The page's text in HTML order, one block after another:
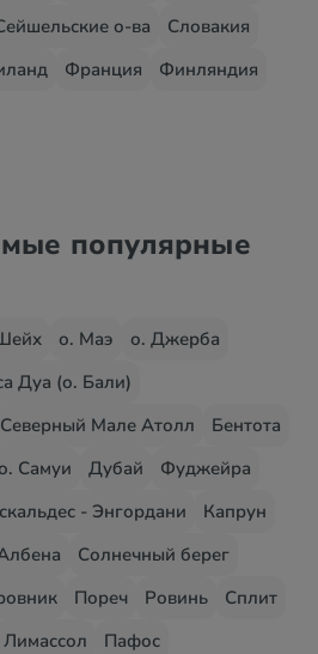
о-ва
Словакия
Франция
Финляндия
популярные
о. Маэ
о. Джерба
Дуа (о. Бали)
Северный Мале Атолл
Бентота
о. Самуи Дубай
Фуджейра
- Энгордани
Капрун
Солнечный берег
Пореч Ровинь
Сплит
Лимассол
Пафос